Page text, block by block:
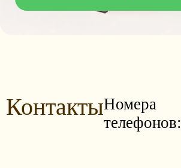
КонтактыНомера
телефонов: